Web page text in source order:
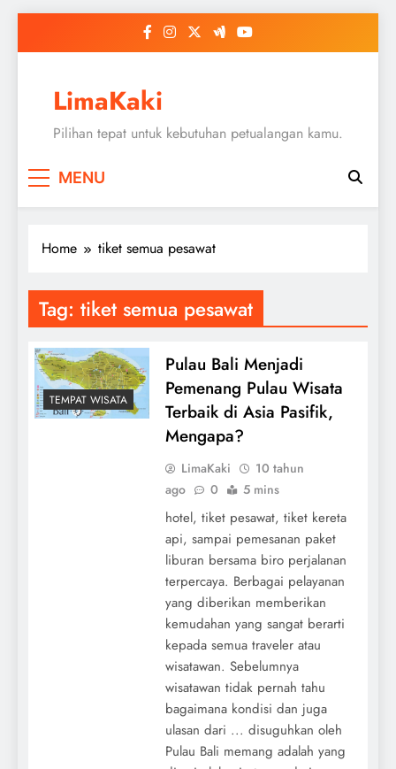
LimaKaki
Pilihan tepat untuk kebutuhan petualangan kamu.
MENU
Home tiket semua pesawat
Tag: tiket semua pesawat
TEMPAT WISATA
Pulau Bali Menjadi
Pemenang Pulau Wisata
Terbaik di Asia Pasifik,
Mengapa?
LimaKaki
10 tahun
ago
0 5 mins
hotel, tiket pesawat, tiket kereta
api, sampai pemesanan paket
liburan bersama biro perjalanan
terpercaya. Berbagai pelayanan
yang diberikan memberikan
kemudahan yang sangat berarti
kepada semua traveler atau
wisatawan. Sebelumnya
wisatawan tidak pernah tahu
bagaimana kondisi dan juga
ulasan dari ... disuguhkan oleh
Pulau Bali memang adalah yang